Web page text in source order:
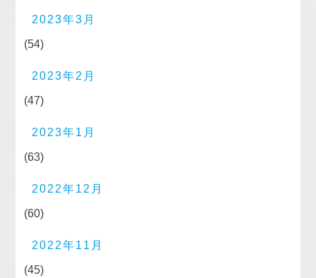
2023年3月
(54)
2023年2月
(47)
2023年1月
(63)
2022年12月
(60)
2022年11月
(45)